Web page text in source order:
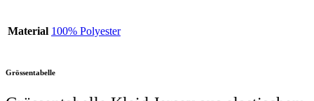
Material 100% Polyester
Grössentabelle